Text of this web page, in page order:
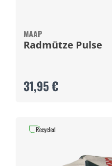
MAAP
Radmütze Pulse
31,95 €
Recycled